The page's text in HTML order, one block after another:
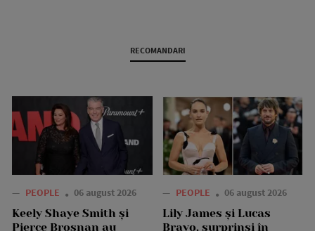
RECOMANDARI
— PEOPLE 06 august 2026
Keely Shaye Smith și
Pierce Brosnan au
— PEOPLE 06 august 2026
Lily James și Lucas
Bravo, surprinși în